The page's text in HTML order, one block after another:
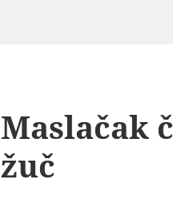
Maslačak
žuč